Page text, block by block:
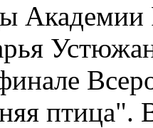
Академии
птица".